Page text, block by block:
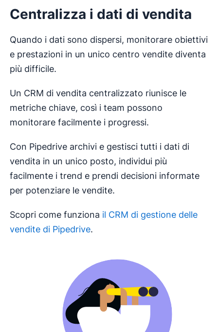
Centralizza i dati di vendita
Quando i dati sono dispersi, monitorare obiettivi
e prestazioni in un unico centro vendite diventa
più difficile.
Un CRM di vendita centralizzato riunisce le
metriche chiave, così i team possono
monitorare facilmente i progressi.
Con Pipedrive archivi e gestisci tutti i dati di
vendita in un unico posto, individui più
facilmente i trend e prendi decisioni informate
per potenziare le vendite.
Scopri come funziona il CRM di gestione delle
vendite di Pipedrive.